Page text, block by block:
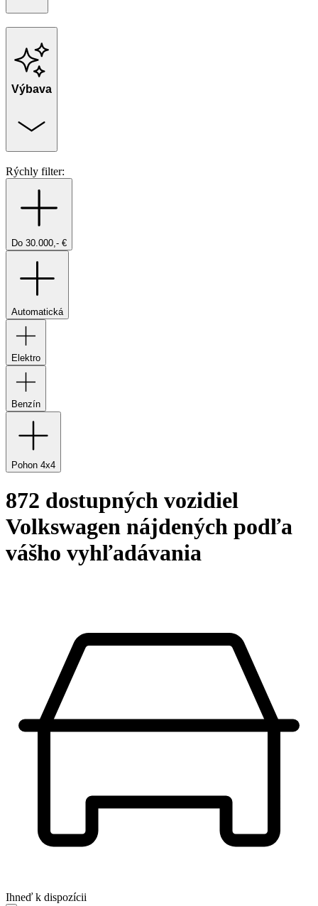
Výbava
Rýchly filter:
Do 30.000,- €
Automatická
Elektro
Benzín
Pohon 4x4
872 dostupných vozidiel
Volkswagen nájdených podľa
vášho vyhľadávania
Ihneď k dispozícii